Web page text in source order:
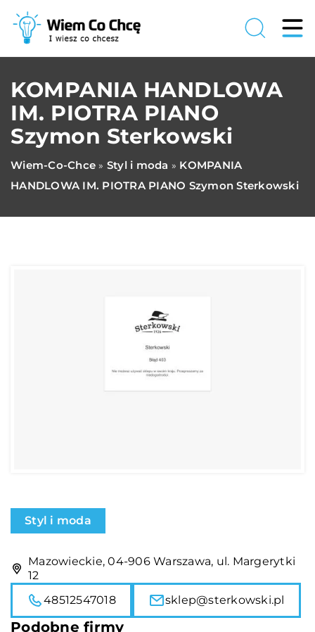
KOMPANIA HANDLOWA
IM. PIOTRA PIANO
Szymon Sterkowski
Wiem-Co-Chce » Styl i moda » KOMPANIA
HANDLOWA IM. PIOTRA PIANO Szymon Sterkowski
Styl i moda
Mazowieckie, 04-906 Warszawa, ul. Margerytki
12
48512547018
sklep@sterkowski.pl
Podobne firmy